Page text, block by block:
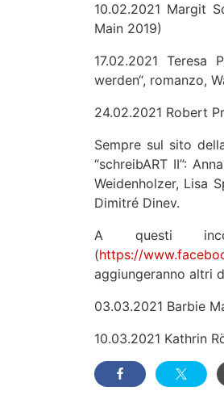
10.02.2021 Margit
Main 2019)
17.02.2021 Teresa
werden“, romanzo,
24.02.2021 Robert
Sempre sul sito
“schreibART II”:
Weidenholzer, Lisa
Dimitré Dinev.
A questi
(https://
aggiungeranno altri
03.03.2021 Barbie
10.03.2021 Kathrin